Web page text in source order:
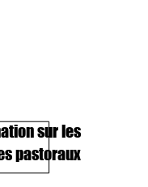
sur les
pastoraux